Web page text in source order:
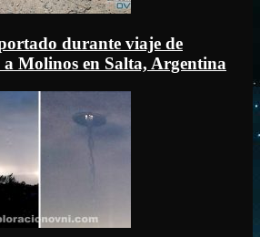
durante viaje de
a Molinos en Salta, Argentina